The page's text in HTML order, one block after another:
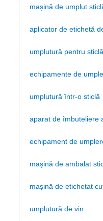
mașină de umplut
aplicator de etichetă
umplutură pentru
echipamente de
umplutură într-o sticlă
aparat de îmbuteliere
echipament de
mașină de ambalat
mașină de etichetat
umplutură de vin